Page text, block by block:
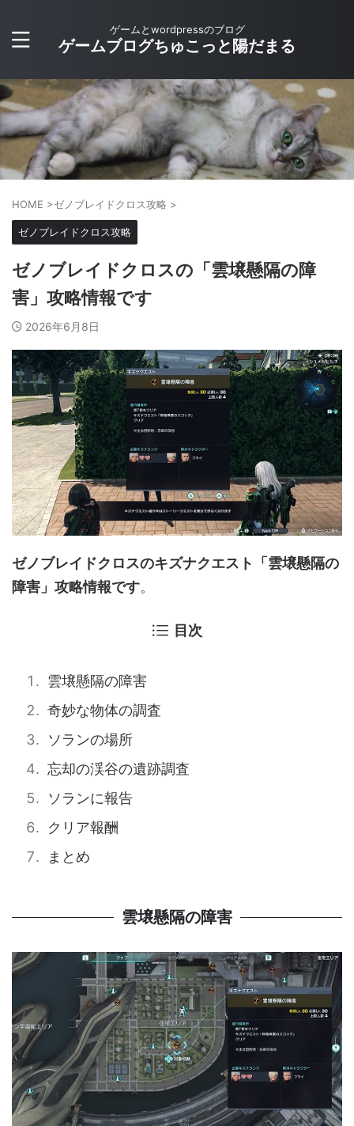
ゲームとwordpressのブログ
ゲームブログちゅこっと陽だまる
HOME >ゼノブレイドクロス攻略 >
ゼノブレイドクロス攻略
ゼノブレイドクロスの「雲壌懸隔の障
害」攻略情報です
2026年6月8日
ゼノブレイドクロスのキズナクエスト「雲壌懸隔の
障害」攻略情報です。
目次
雲壌懸隔の障害
奇妙な物体の調査
ソランの場所
忘却の渓谷の遺跡調査
ソランに報告
クリア報酬
まとめ
雲壌懸隔の障害